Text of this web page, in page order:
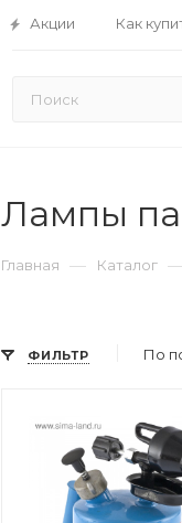
Акции Как
Лампы
Главная — Каталог
ФИЛЬТР По